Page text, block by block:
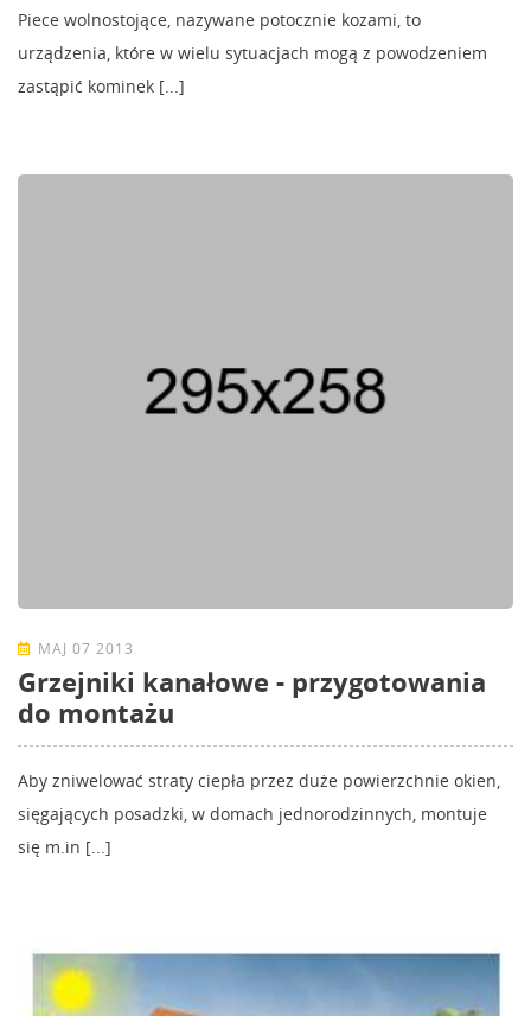
Piece wolnostojące, nazywane potocznie kozami, to
urządzenia, które w wielu sytuacjach mogą z powodzeniem
zastąpić kominek [...]
MAJ 07 2013
Grzejniki kanałowe - przygotowania
do montażu
Aby zniwelować straty ciepła przez duże powierzchnie okien,
sięgających posadzki, w domach jednorodzinnych, montuje
się m.in [...]